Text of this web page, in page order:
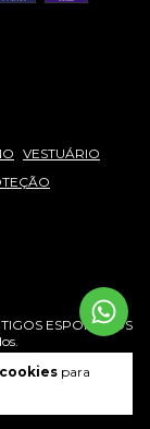
para
VESTUÁRIO
ESPORTIVOS